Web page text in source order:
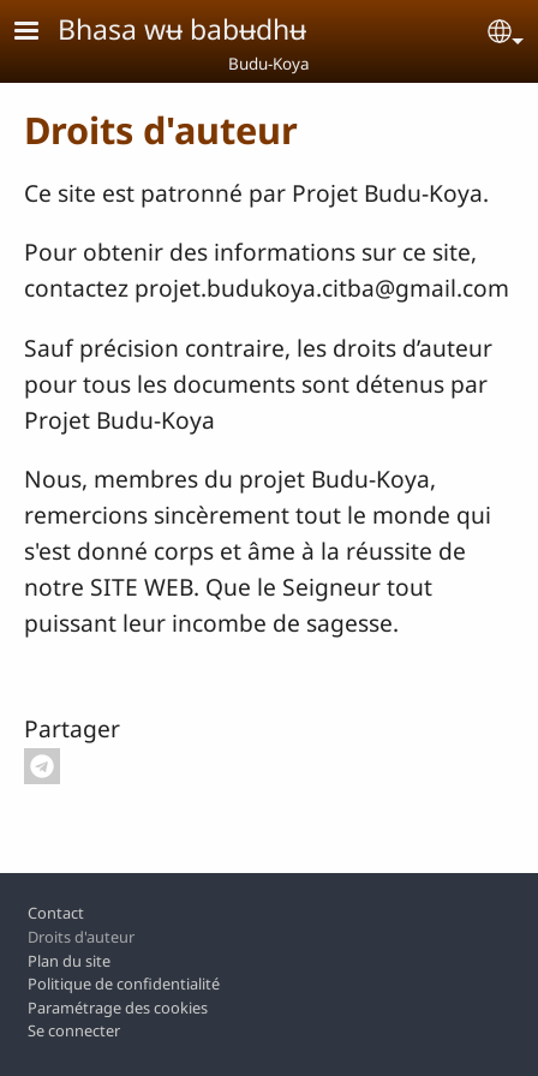
Aller au contenu principal
Bhasa wʉ babʉdhʉ
Budu-Koya
Droits d'auteur
Ce site est patronné par Projet Budu-Koya.
Pour obtenir des informations sur ce site,
contactez projet.budukoya.citba@gmail.com
Sauf précision contraire, les droits d’auteur
pour tous les documents sont détenus par
Projet Budu-Koya
Nous, membres du projet Budu-Koya,
remercions sincèrement tout le monde qui
s'est donné corps et âme à la réussite de
notre SITE WEB. Que le Seigneur tout
puissant leur incombe de sagesse.
Partager
Pied de page
Contact
Droits d'auteur
Plan du site
Politique de confidentialité
Paramétrage des cookies
Se connecter